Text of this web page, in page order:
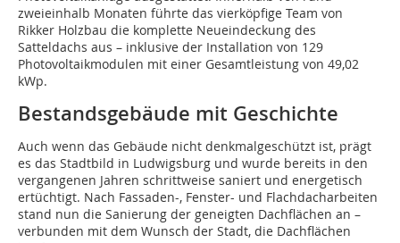
zweieinhalb Monaten führte das vierköpfige Team von
Rikker Holzbau die komplette Neueindeckung des
Satteldachs aus – inklusive der Installation von 129
Photovoltaikmodulen mit einer Gesamtleistung von 49,02
kWp.
Bestandsgebäude mit Geschichte
Auch wenn das Gebäude nicht denkmalgeschützt ist, prägt
es das Stadtbild in Ludwigsburg und wurde bereits in den
vergangenen Jahren schrittweise saniert und energetisch
ertüchtigt. Nach Fassaden-, Fenster- und Flachdacharbeiten
stand nun die Sanierung der geneigten Dachflächen an –
verbunden mit dem Wunsch der Stadt, die Dachflächen